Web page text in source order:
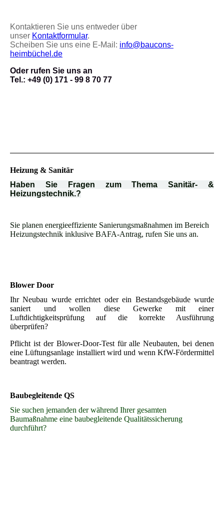
Kontaktieren Sie uns entweder über
unser Kontaktformular.
Scheiben Sie uns eine E-Mail: info@baucons-
heimbüchel.de
Oder rufen Sie uns an
Tel.: +49 (0) 171 - 99 8 70 77
Heizung & Sanitär
Haben Sie Fragen zum Thema Sanitär- &
Heizungstechnik.?
Sie planen energieeffiziente Sanierungsmaßnahmen im Bereich
Heizungstechnik inklusive BAFA-Antrag, rufen Sie uns an.
Blower Door
Ihr Neubau wurde errichtet oder ein Bestandsgebäude wurde
saniert und wollen diese Gewerke mit einer
Luftdichtigkeitsprüfung auf die korrekte Ausführung
überprüfen?
Pflicht ist der Blower-Door-Test für alle Neubauten, bei denen
eine Lüftungsanlage installiert wird und wenn KfW-Fördermittel
beantragt werden.
Baubegleitende QS
Sie suchen jemanden der während Ihrer gesamten
Baumaßnahme eine baubegleitende Qualitätssicherung
durchführt?